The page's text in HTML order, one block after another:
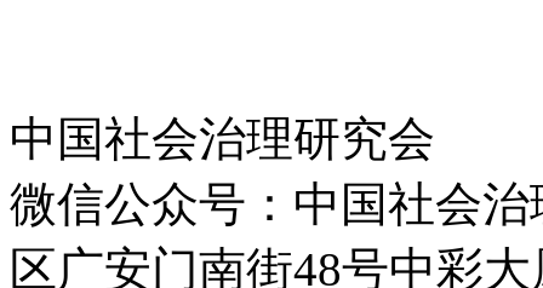
中国社会治理研究会
微信公众号：中国社会
区广安门南街48号中彩